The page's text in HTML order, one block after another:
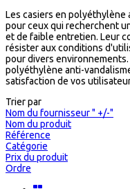
Les casiers en polyéthylène
pour ceux qui recherchent
et de faible entretien. Leur
résister aux conditions
pour divers
polyéthylène anti-
satisfaction de vos
Trier par
Nom du fournisseur " +/-"
Nom du produit
Référence
Catégorie
Prix du produit
Ordre